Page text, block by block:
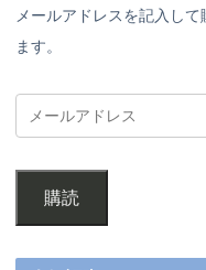
メールアドレスを記入し
ます。
購読